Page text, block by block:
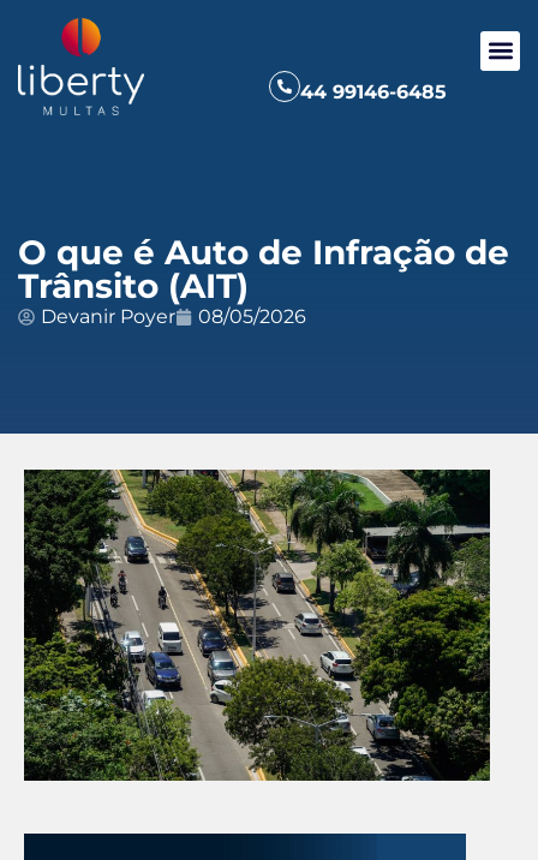
44 99146-6485
O que é Auto de Infração de
Trânsito (AIT)
Devanir Poyer 08/05/2026